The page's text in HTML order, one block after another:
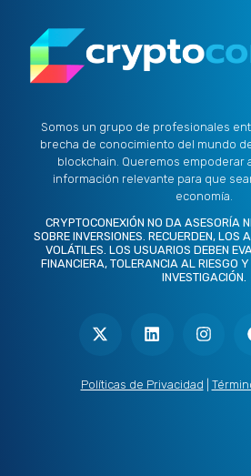
Somos un grupo de profesionales
brecha de conocimiento del mundo
blockchain. Queremos empoderar
información relevante para que
economía.
CRYPTOCONEXIÓN NO DA ASESORÍA
SOBRE INVERSIONES. RECUERDEN, LOS
VOLÁTILES. LOS USUARIOS DEBEN
FINANCIERA, TOLERANCIA AL RIESGO
INVESTIGACIÓN.
t
t
n
d
s
g
Políticas de Privacidad